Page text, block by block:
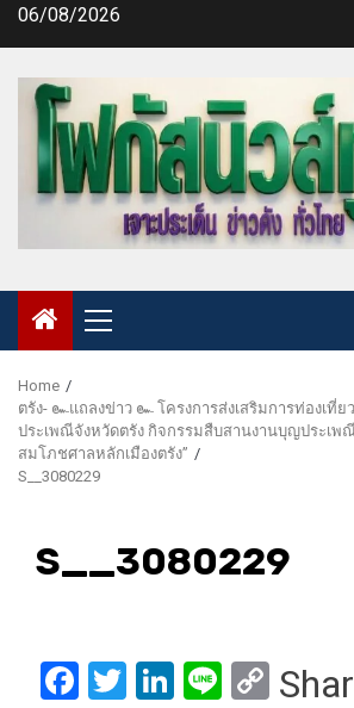
Skip06/08/2026
Primary
Menu
Home
ตรัง- ๛แถลงข่าว ๛ โครงการส่งเสริมการท่องเที่ย
ประเพณีจังหวัดตรัง กิจกรรมสืบสานงานบุญประเพ
สมโภชศาลหลักเมืองตรัง”
S__3080229
S__3080229
Facebook
Twitter
LinkedIn
LineCopy